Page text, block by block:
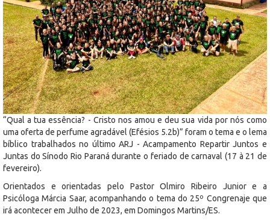
“Qual a tua essência? - Cristo nos amou e deu sua vida por nós como
uma oferta de perfume agradável (Efésios 5.2b)” foram o tema e o lema
bíblico trabalhados no último ARJ - Acampamento Repartir Juntos e
Juntas do Sínodo Rio Paraná durante o feriado de carnaval (17 à 21 de
fevereiro).
Orientados e orientadas pelo Pastor Olmiro Ribeiro Junior e a
Psicóloga Márcia Saar, acompanhando o tema do 25º Congrenaje que
irá acontecer em Julho de 2023, em Domingos Martins/ES.